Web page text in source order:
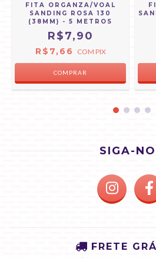
FITA ORGANZA/VOAL
SANDING ROSA 130
(38MM) - 5 METROS
R$7,90
R$7,66 COM PIX
SIGA-
FRETE